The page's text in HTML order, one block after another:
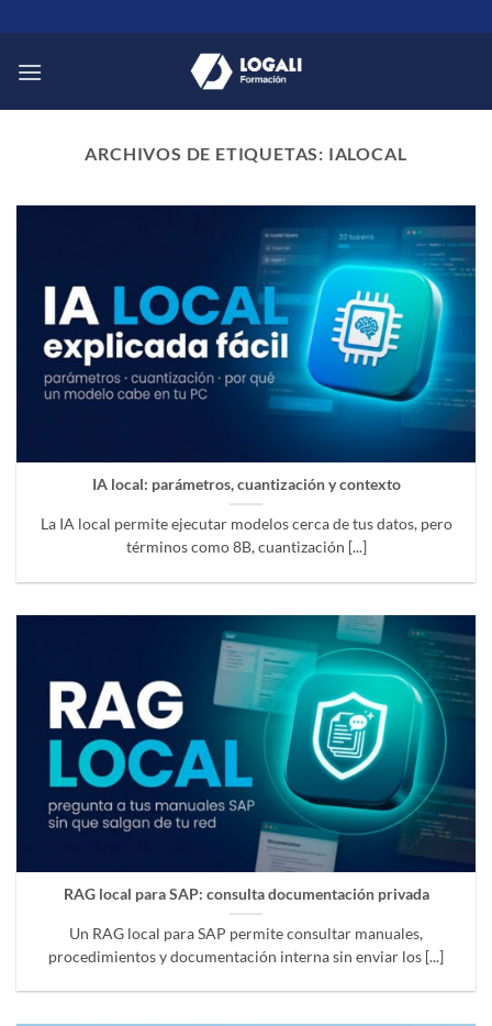
al
contenido
ARCHIVOS DE ETIQUETAS: IALOCAL
IA local: parámetros, cuantización y contexto
La IA local permite ejecutar modelos cerca de tus datos, pero
términos como 8B, cuantización [...]
RAG local para SAP: consulta documentación privada
Un RAG local para SAP permite consultar manuales,
procedimientos y documentación interna sin enviar los [...]